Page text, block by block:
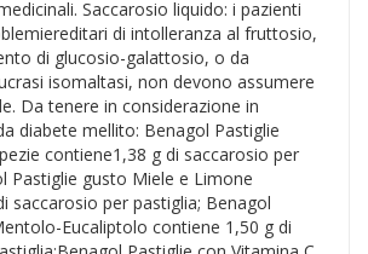
Saccarosio liquido: i pazienti
di intolleranza al fruttosio,
di glucosio-galattosio, o da
isomaltasi, non devono assumere
Da tenere in considerazione in
diabete mellito: Benagol Pastiglie
contiene1,38 g di saccarosio per
Pastiglie gusto Miele e Limone
saccarosio per pastiglia; Benagol
Eucaliptolo contiene 1,50 g di